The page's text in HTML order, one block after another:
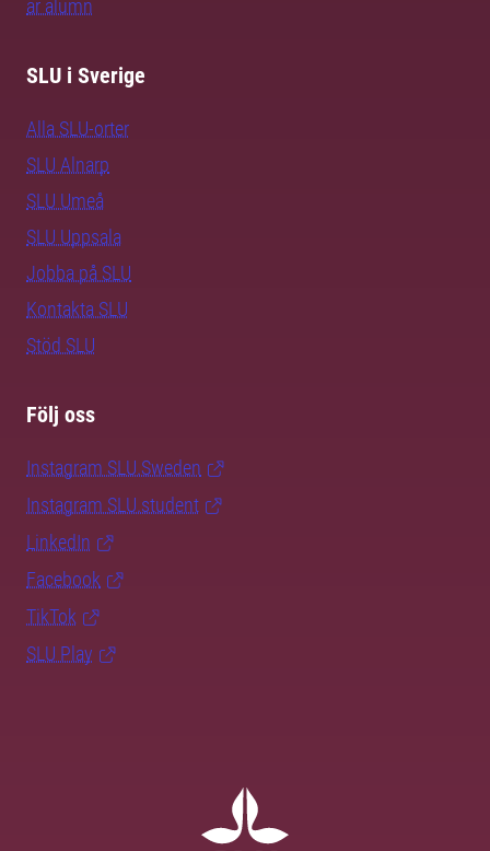
är alumn
SLU i Sverige
Alla SLU-orter
SLU Alnarp
SLU Umeå
SLU Uppsala
Jobba på SLU
Kontakta SLU
Stöd SLU
Följ oss
Instagram SLU.Sweden
Instagram SLU.student
LinkedIn
Facebook
TikTok
SLU Play